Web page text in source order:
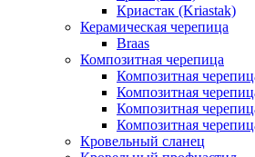
Криастак (Kriastak)
Керамическая черепица
Braas
Композитная черепица
Композитная
Композитная
Композитная
Композитная
Кровельный сланец